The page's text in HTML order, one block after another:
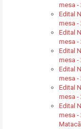
mesa -
Edital
mesa -
Edital
mesa -
Edital
mesa -
Edital
mesa -
Edital
mesa -
Edital
mesa -